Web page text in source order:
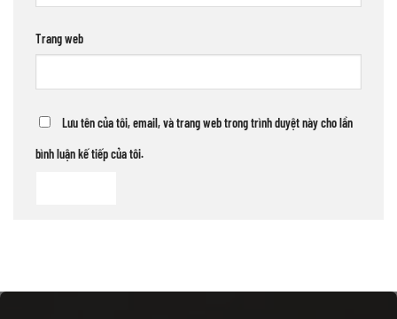
Trang web
Lưu tên của tôi, email, và trang web trong trình duyệt này cho lần
bình luận kế tiếp của tôi.